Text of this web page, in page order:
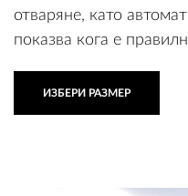
отваряне, като
показва кога е
ИЗБЕРИ РАЗМЕР